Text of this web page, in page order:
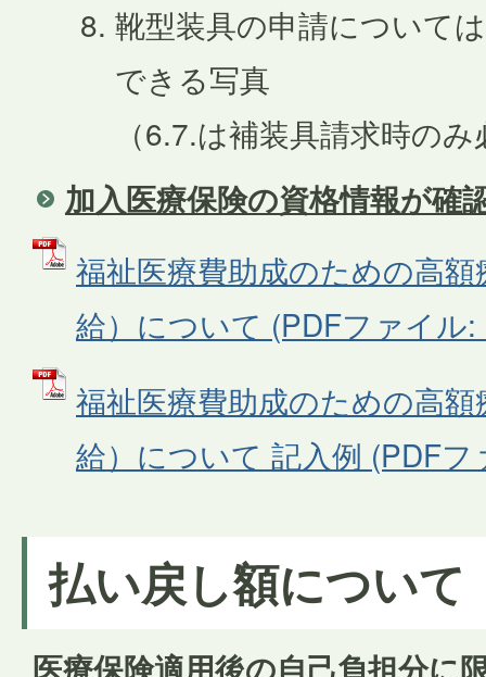
靴型装具の申請について
できる写真
（6.7.は補装具請求時の
加入医療保険の資格情報が確
福祉医療費助成のための高
給）について (PDFファイル
福祉医療費助成のための高
給）について 記入例 (PDF
払い戻し額について
医療保険適用後の自己負担分に